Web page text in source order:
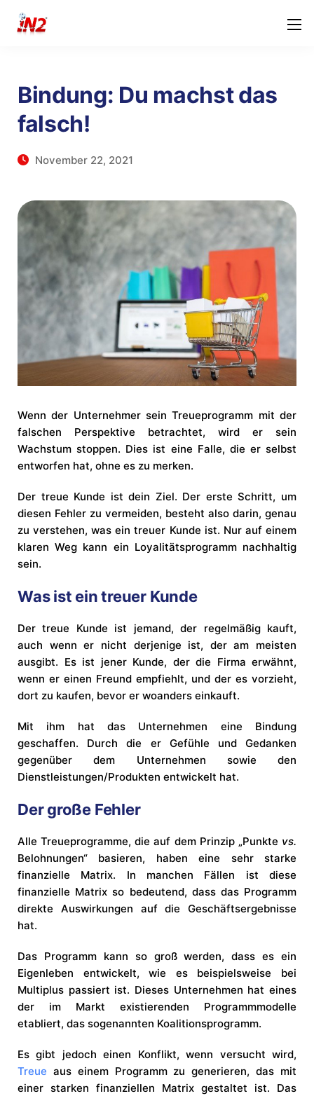
Bindung: Du machst das
falsch!
November 22, 2021
Wenn der Unternehmer sein Treueprogramm mit der
falschen Perspektive betrachtet, wird er sein
Wachstum stoppen. Dies ist eine Falle, die er selbst
entworfen hat, ohne es zu merken.
Der treue Kunde ist dein Ziel. Der erste Schritt, um
diesen Fehler zu vermeiden, besteht also darin, genau
zu verstehen, was ein treuer Kunde ist. Nur auf einem
klaren Weg kann ein Loyalitätsprogramm nachhaltig
sein.
Was ist ein treuer Kunde
Der treue Kunde ist jemand, der regelmäßig kauft,
auch wenn er nicht derjenige ist, der am meisten
ausgibt. Es ist jener Kunde, der die Firma erwähnt,
wenn er einen Freund empfiehlt, und der es vorzieht,
dort zu kaufen, bevor er woanders einkauft.
Mit ihm hat das Unternehmen eine Bindung
geschaffen. Durch die er Gefühle und Gedanken
gegenüber dem Unternehmen sowie den
Dienstleistungen/Produkten entwickelt hat.
Der große Fehler
Alle Treueprogramme, die auf dem Prinzip „Punkte vs.
Belohnungen“ basieren, haben eine sehr starke
finanzielle Matrix. In manchen Fällen ist diese
finanzielle Matrix so bedeutend, dass das Programm
direkte Auswirkungen auf die Geschäftsergebnisse
hat.
Das Programm kann so groß werden, dass es ein
Eigenleben entwickelt, wie es beispielsweise bei
Multiplus passiert ist. Dieses Unternehmen hat eines
der im Markt existierenden Programmmodelle
etabliert, das sogenannten Koalitionsprogramm.
Es gibt jedoch einen Konflikt, wenn versucht wird,
Treue aus einem Programm zu generieren, das mit
einer starken finanziellen Matrix gestaltet ist. Das